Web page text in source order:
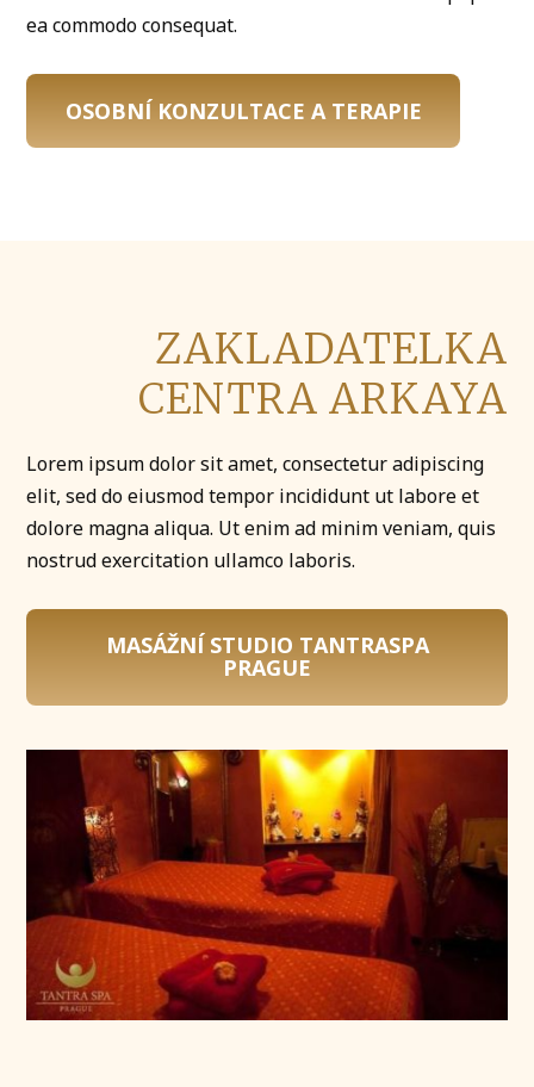
ea commodo consequat.
OSOBNÍ KONZULTACE A TERAPIE
ZAKLADATELKA
CENTRA ARKAYA
Lorem ipsum dolor sit amet, consectetur adipiscing
elit, sed do eiusmod tempor incididunt ut labore et
dolore magna aliqua. Ut enim ad minim veniam, quis
nostrud exercitation ullamco laboris.
MASÁŽNÍ STUDIO TANTRASPA
PRAGUE